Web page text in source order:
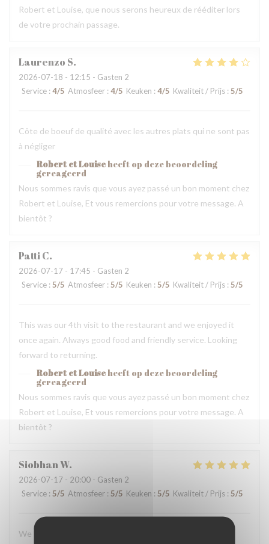
Robert et Louise, que nous serons heureux de rééditer lors
de votre prochain passage.
Laurenzo S
2026-07-18 - 12:15 - Gasten 2
Service : 4/5 Atmosfeer : 4/5 Keuken : 4/5 Kwaliteit / Prijs : 5/5
Côte de boeuf de qualité avec les autres plats qui ne sont pas
à négliger
Robert et Louiseheeft op deze beoordeling
gereageerd
Nous sommes ravis que vous ayez passé un bon moment chez
Robert et Louise, Et vous remercions pour votre message. A
bientôt ?
PattiC
2026-07-17 - 17:45 - Gasten 2
Service : 5/5 Atmosfeer : 5/5 Keuken : 5/5 Kwaliteit / Prijs : 5/5
This was our 4th visit to the restaurant and we enjoyed it
once again. Always good food and friendly service. Looking
forward to returning.
Robert et Louiseheeft op deze beoordeling
gereageerd
Nous sommes ravis que vous ayez passé un bon moment chez
Robert et Louise, Et vous remercions pour votre message. A
bientôt ?
SiobhanW
2026-07-17 - 20:00 - Gasten 2
Service : 5/5 Atmosfeer : 5/5 Keuken : 5/5 Kwaliteit / Prijs : 5/5
We loved our dinner and experience here. The staff were